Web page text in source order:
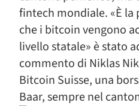
fintech mondiale. «È
che i bitcoin vengono
livello statale» è stato
commento di Niklas
Bitcoin Suisse, una
Baar, sempre nel